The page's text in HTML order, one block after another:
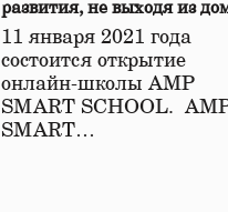
развития, не выходя из
11 января 2021 года
состоится открытие
онлайн-школы АМР
SMART SCHOOL.
SMART…